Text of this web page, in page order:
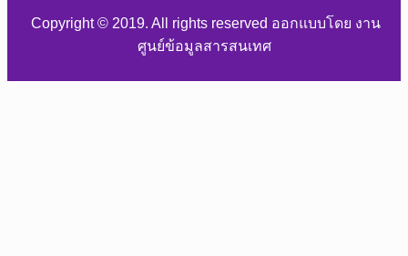
Copyright © 2019. All rights reserved ออกแบบโดย งาน
ศูนย์ข้อมูลสารสนเทศ